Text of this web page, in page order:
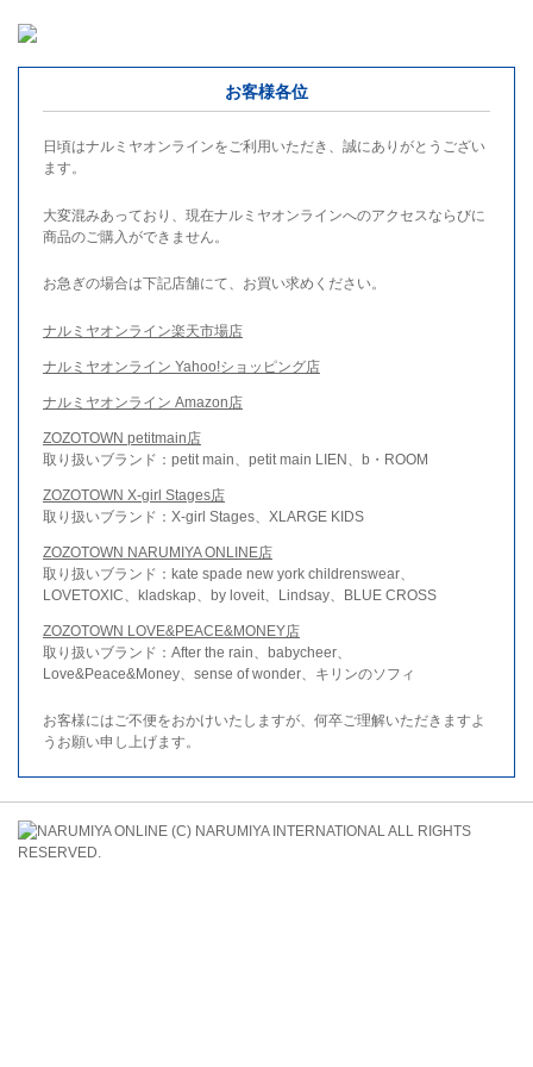
お客様各位
日頃はナルミヤオンラインをご利用いただき、誠にありがとうござい
ます。
大変混みあっており、現在ナルミヤオンラインへのアクセスならびに
商品のご購入ができません。
お急ぎの場合は下記店舗にて、お買い求めください。
ナルミヤオンライン楽天市場店
ナルミヤオンライン Yahoo!ショッピング店
ナルミヤオンライン Amazon店
ZOZOTOWN petitmain店
取り扱いブランド：petit main、petit main LIEN、b・ROOM
ZOZOTOWN X-girl Stages店
取り扱いブランド：X-girl Stages、XLARGE KIDS
ZOZOTOWN NARUMIYA ONLINE店
取り扱いブランド：kate spade new york childrenswear、
LOVETOXIC、kladskap、by loveit、Lindsay、BLUE CROSS
ZOZOTOWN LOVE&PEACE&MONEY店
取り扱いブランド：After the rain、babycheer、
Love&Peace&Money、sense of wonder、キリンのソフィ
お客様にはご不便をおかけいたしますが、何卒ご理解いただきますよ
うお願い申し上げます。